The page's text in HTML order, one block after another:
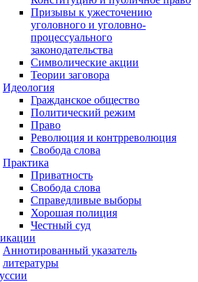
Призывы к ужесточению
уголовного и уголовно-
процессуального
законодательства
Символические акции
Теории заговора
Идеология
Гражданское общество
Политический режим
Право
Революция и контрреволюция
Свобода слова
Практика
Приватность
Свобода слова
Справедливые выборы
Хорошая полиция
Честный суд
Аннотированный указатель
литературы